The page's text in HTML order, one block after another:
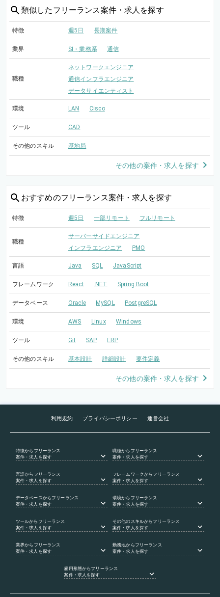
類似した フリーランス案件・求人を探す
特徴 週5日 長期案件
業界 SI・業務系 通信
職種
ネットワークエンジニア
通信インフラエンジニア
データサイエンティスト
環境 LAN Cisco
ツール CAD
その他のスキル 基地局
その他の案件・求人を探す
おすすめのフリーランス案件・求人を探す
特徴 週5日 一部リモート フルリモート
職種
サーバーサイドエンジニア
インフラエンジニア
PMO
言語 Java SQL JavaScript
フレームワーク React .NET Spring Boot
データベース Oracle MySQL PostgreSQL
環境 AWS Linux Windows
ツール Git SAP ERP
その他のスキル 基本設計 詳細設計 要件定義
その他の案件・求人を探す
利用規約 プライバシーポリシー 運営会社
特徴からフリーランス
案件・求人を探す
職種からフリーランス
案件・求人を探す
言語からフリーランス
案件・求人を探す
フレームワークからフリーランス
案件・求人を探す
データベース からフリーランス
案件・求人を探す
環境からフリーランス
案件・求人を探す
ツールからフリーランス
案件・求人を探す
その他のスキルからフリーランス
案件・求人を探す
業界からフリーランス
案件・求人を探す
勤務地からフリーランス
案件・求人を探す
雇用形態からフリーランス
案件・求人を探す